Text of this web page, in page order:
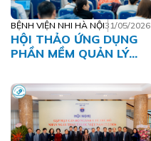
BỆNH VIỆN NHI HÀ NỘI31/05/2026
HỘI THẢO ỨNG DỤNG
PHẦN MỀM QUẢN LÝ
KHỎE TRẺ EM TẠI
THÀNH PHỐ HÀ NỘI